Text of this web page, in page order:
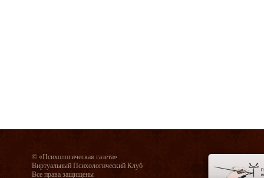
© «Психологическая газета»
Виртуальный Психологический Клуб
Все права защищены